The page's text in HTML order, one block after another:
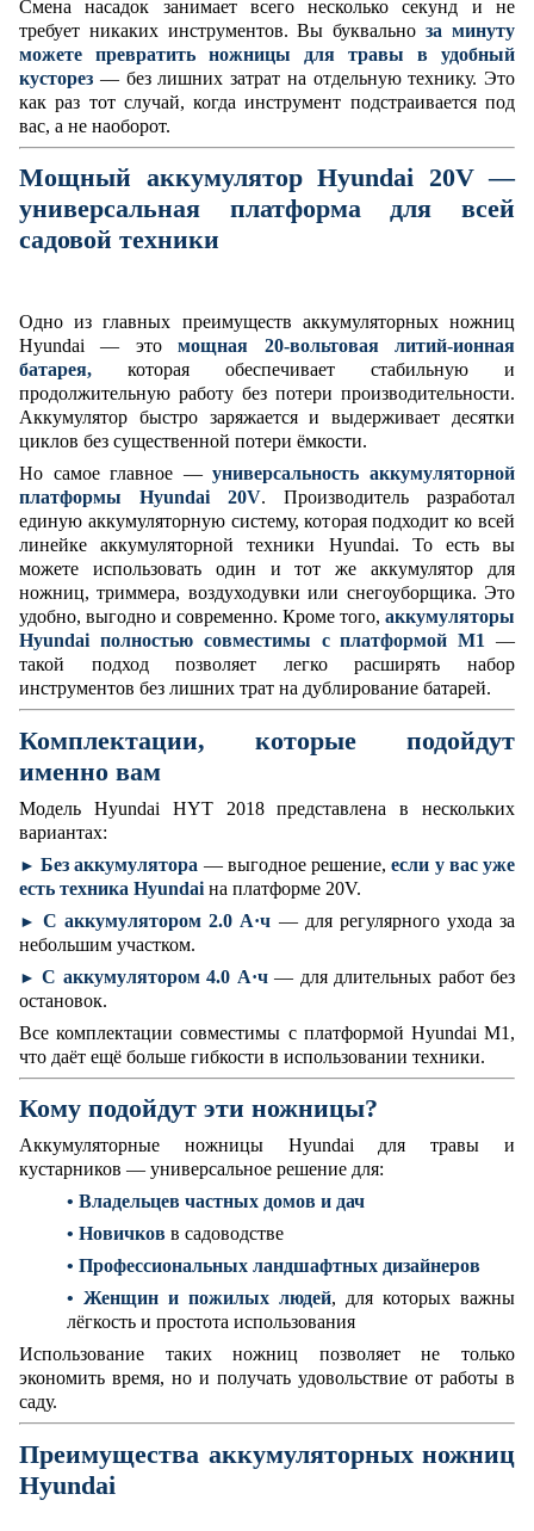
Смена насадок занимает всего несколько секунд и не
требует никаких инструментов. Вы буквальноза минуту
можете превратить ножницы для травы в удобный
кусторез — без лишних затрат на отдельную технику. Это
как раз тот случай, когда инструмент подстраивается под
вас, а не наоборот.
Мощный аккумулятор Hyundai 20V —
универсальная платформа для всей
садовой техники
Одно из главных преимуществ аккумуляторных ножниц
Hyundai — этомощная 20-вольтовая литий-ионная
батарея, которая обеспечивает стабильную и
продолжительную работу без потери производительности.
Аккумулятор быстро заряжается и выдерживает десятки
циклов без существенной потери ёмкости.
Но самое главное —универсальность аккумуляторной
платформы Hyundai 20V. Производитель разработал
единую аккумуляторную систему, которая подходит ко всей
линейке аккумуляторной техники Hyundai. То есть вы
можете использовать один и тот же аккумулятор для
ножниц, триммера, воздуходувки или снегоуборщика. Это
удобно, выгодно и современно. Кроме того, аккумуляторы
Hyundai полностью совместимы с платформой M1
—
такой подход позволяет легко расширять набор
инструментов без лишних трат на дублирование батарей.
Комплектации, которые подойдут
именно вам
Модель Hyundai HYT 2018 представлена в нескольких
вариантах:
►Без аккумулятора — выгодное решение,если у вас уже
есть техника Hyundai на платформе 20V.
►С аккумулятором 2.0 А·ч — для регулярного ухода за
небольшим участком.
►С аккумулятором 4.0 А·ч — для длительных работ без
остановок.
Все комплектации совместимы с платформой Hyundai M1,
что даёт ещё больше гибкости в использовании техники.
Кому подойдут эти ножницы?
Аккумуляторные ножницы Hyundai для травы и
кустарников — универсальное решение для:
• Владельцев частных домов и дач
• Новичков в садоводстве
• Профессиональных ландшафтных дизайнеров
• Женщин и пожилых людей, для которых важны
лёгкость и простота использования
Использование таких ножниц позволяет не только
экономить время, но и получать удовольствие от работы в
саду.
Преимущества аккумуляторных ножниц
Hyundai